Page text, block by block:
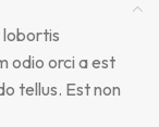
lobortis
odio orci a est
tellus. Est non